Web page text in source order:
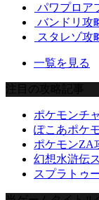
パワプロア
バンドリ攻
スタレゾ攻
一覧を見る
注目の攻略記事
ポケモンチ
ぽこあポケ
ポケモンZA
幻想水滸伝
スプラトゥ